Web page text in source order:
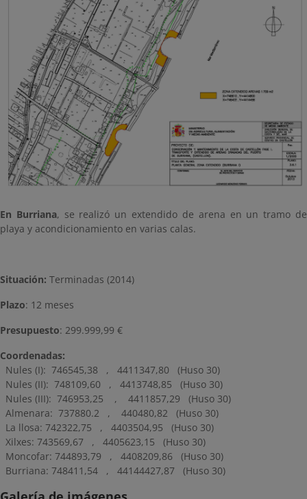
En Burriana, se realizó un extendido de arena en un tramo de
playa y acondicionamiento en varias calas.
Situación: Terminadas (2014)
Plazo: 12 meses
Presupuesto: 299.999,99 €
Coordenadas:
Nules (I): 746545,38 , 4411347,80 (Huso 30)
Nules (II): 748109,60 , 4413748,85 (Huso 30)
Nules (III): 746953,25 , 4411857,29 (Huso 30)
Almenara: 737880.2 , 440480,82 (Huso 30)
La llosa: 742322,75 , 4403504,95 (Huso 30)
Xilxes: 743569,67 , 4405623,15 (Huso 30)
Moncofar: 744893,79 , 4408209,86 (Huso 30)
Burriana: 748411,54 , 44144427,87 (Huso 30)